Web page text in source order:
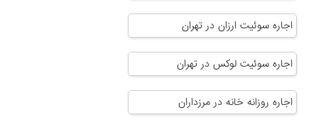
اجاره سوئیت ارزان در تهران
اجاره سوئیت لوکس در تهران
اجاره روزانه خانه در مرزداران